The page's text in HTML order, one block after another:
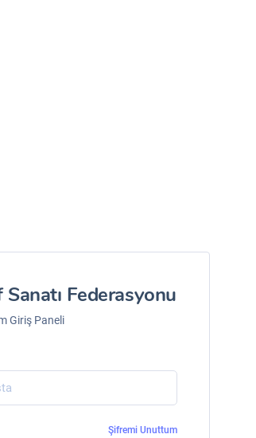
Federasyonu
Giriş Paneli
Şifremi Unuttum